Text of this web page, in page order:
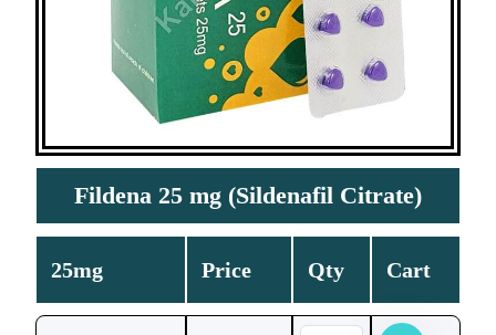
Fildena 25 mg (Sildenafil Citrate)
25mg Price Qty Cart